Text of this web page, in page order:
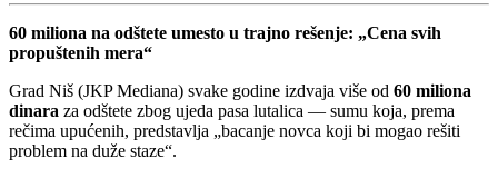
60 miliona na odštete umesto u trajno rešenje: „Cena svih
propuštenih mera“
Grad Niš (JKP Mediana) svake godine izdvaja više od 60 miliona
dinara za odštete zbog ujeda pasa lutalica — sumu koja, prema
rečima upućenih, predstavlja „bacanje novca koji bi mogao rešiti
problem na duže staze“.